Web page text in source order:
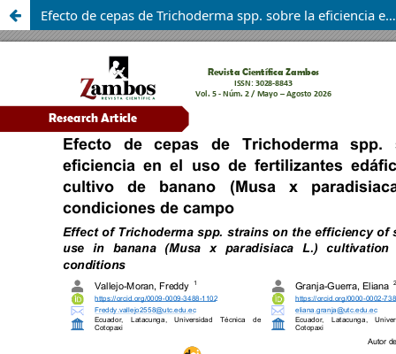
Efecto de cepas de Trichoderma spp. sobre la eficiencia en el uso de fertilizantes edáficos en el cultivo de banano (Musa x paradisiaca L.) en condiciones de campo